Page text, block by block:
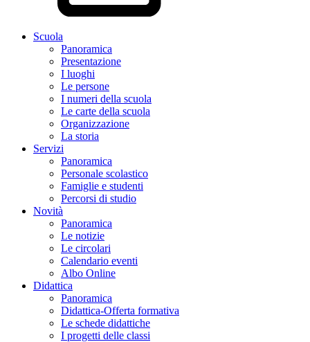
Scuola
Panoramica
Presentazione
I luoghi
Le persone
I numeri della scuola
Le carte della scuola
Organizzazione
La storia
Servizi
Panoramica
Personale scolastico
Famiglie e studenti
Percorsi di studio
Novità
Panoramica
Le notizie
Le circolari
Calendario eventi
Albo Online
Didattica
Panoramica
Didattica-Offerta formativa
Le schede didattiche
I progetti delle classi